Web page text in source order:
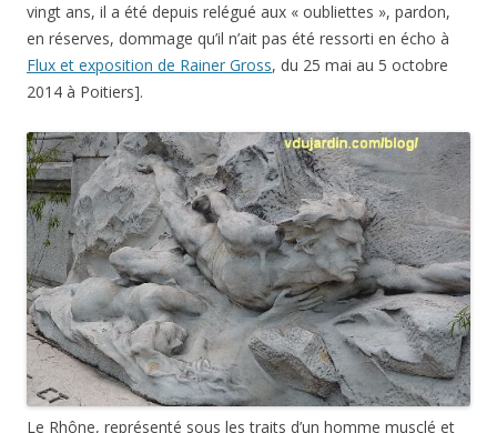
vingt ans, il a été depuis relégué aux « oubliettes », pardon,
en réserves, dommage qu’il n’ait pas été ressorti en écho à
Flux et exposition de Rainer Gross, du 25 mai au 5 octobre
2014 à Poitiers].
Le Rhône, représenté sous les traits d’un homme musclé et